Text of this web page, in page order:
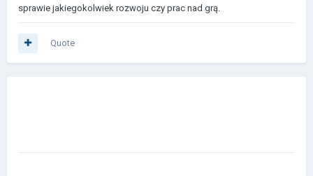
sprawie jakiegokolwiek rozwoju czy prac nad grą.
Quote